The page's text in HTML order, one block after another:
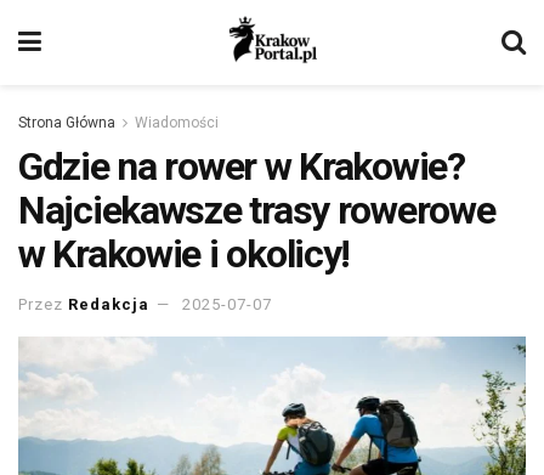
Strona Główna Wiadomości
Gdzie na rower w Krakowie?
Najciekawsze trasy rowerowe
w Krakowie i okolicy!
Przez Redakcja 2025-07-07